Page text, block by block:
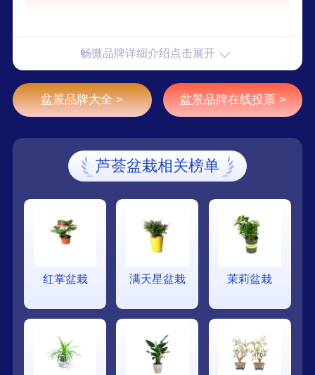
畅微品牌详细介绍点击展开
盆景品牌大全 > 盆景品牌在线投票 >
芦荟盆栽相关榜单
红掌盆栽 满天星盆栽 茉莉盆栽